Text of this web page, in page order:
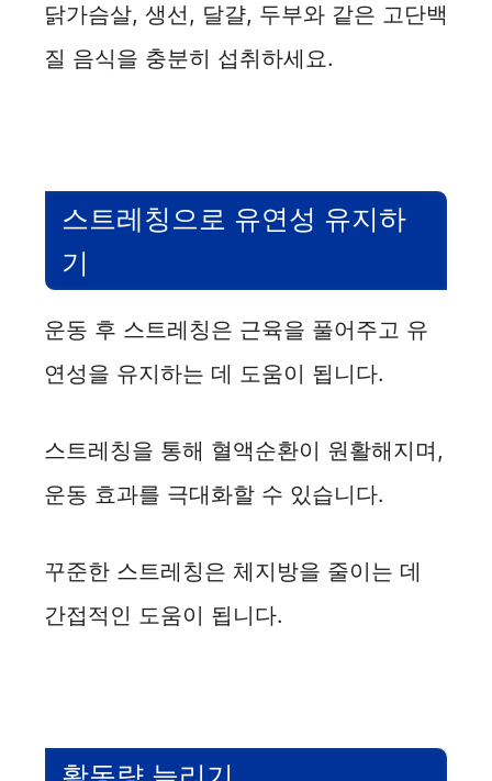
닭가슴살, 생선, 달걀, 두부와 같은 고단백
질 음식을 충분히 섭취하세요.
스트레칭으로 유연성 유지하
기
운동 후 스트레칭은 근육을 풀어주고 유
연성을 유지하는 데 도움이 됩니다.
스트레칭을 통해 혈액순환이 원활해지며,
운동 효과를 극대화할 수 있습니다.
꾸준한 스트레칭은 체지방을 줄이는 데
간접적인 도움이 됩니다.